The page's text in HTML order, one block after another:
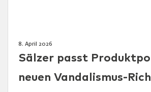
8. April 2026
Sälzer passt
neuen Vandalismus-